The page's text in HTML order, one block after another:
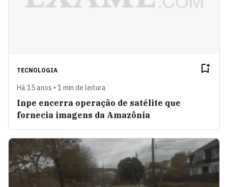
TECNOLOGIA
Há 15 anos • 1 min de leitura
Inpe encerra operação de satélite que
fornecia imagens da Amazônia